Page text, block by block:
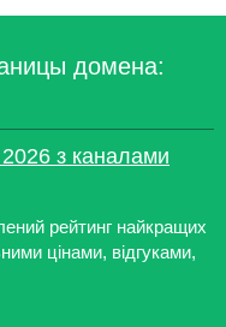
домена:
з каналами
рейтинг найкращих
цінами, відгуками,